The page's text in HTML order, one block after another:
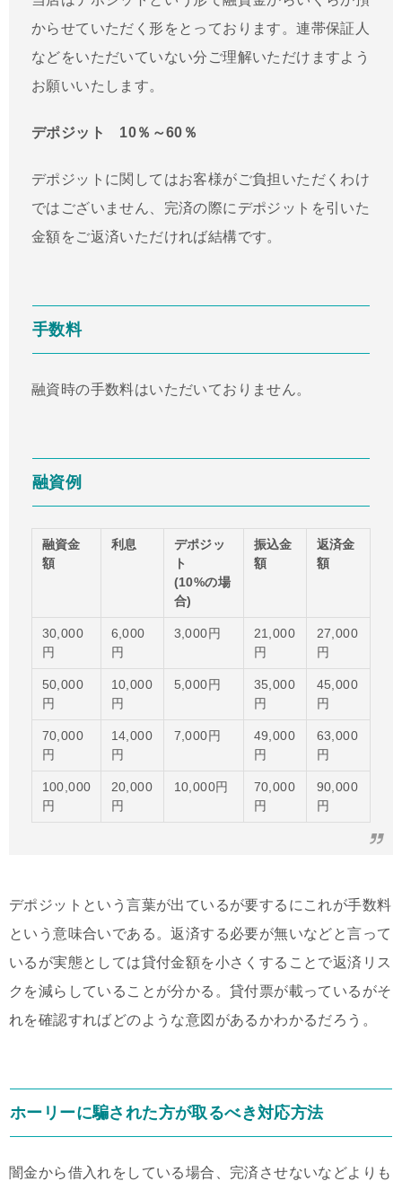
からせていただく形をとっております。連帯保証人
などをいただいていない分ご理解いただけますよう
お願いいたします。
デポジット 10％～60％
デポジットに関してはお客様がご負担いただくわけ
ではございません、完済の際にデポジットを引いた
金額をご返済いただければ結構です。
手数料
融資時の手数料はいただいておりません。
融資例
融資金
額
利息
デポジッ
ト
(10%の場
合)
振込金
額
返済金
額
30,000
円
6,000
円
3,000円
21,000
円
27,000
円
50,000
円
10,000
円
5,000円
35,000
円
45,000
円
70,000
円
14,000
円
7,000円
49,000
円
63,000
円
100,000
円
20,000
円
10,000円
70,000
円
90,000
円
デポジットという言葉が出ているが要するにこれが手数料
という意味合いである。返済する必要が無いなどと言って
いるが実態としては貸付金額を小さくすることで返済リス
クを減らしていることが分かる。貸付票が載っているがそ
れを確認すればどのような意図があるかわかるだろう。
ホーリーに騙された方が取るべき対応方法
闇金から借入れをしている場合、完済させないなどよりも